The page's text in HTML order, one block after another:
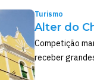
Turismo
Alter do
Competição
receber